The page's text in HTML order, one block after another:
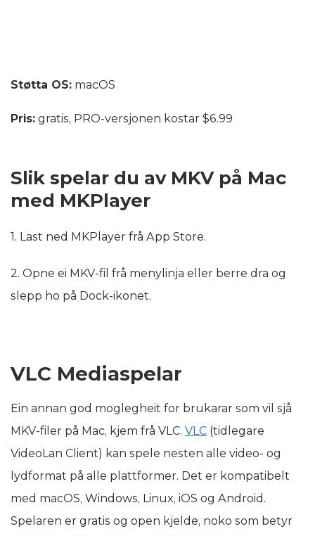
Støtta OS: macOS
Pris: gratis, PRO-versjonen kostar $6.99
Slik spelar du av MKV på Mac
med MKPlayer
1. Last ned MKPlayer frå App Store.
2. Opne ei MKV-fil frå menylinja eller berre dra og
slepp ho på Dock-ikonet.
VLC Mediaspelar
Ein annan god moglegheit for brukarar som vil sjå
MKV-filer på Mac, kjem frå VLC. VLC (tidlegare
VideoLan Client) kan spele nesten alle video- og
lydformat på alle plattformer. Det er kompatibelt
med macOS, Windows, Linux, iOS og Android.
Spelaren er gratis og open kjelde, noko som betyr